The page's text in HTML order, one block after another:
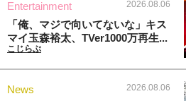
Entertainment 2026.08.06
「俺、マジで向いてないな」キス
マイ玉森裕太、TVer1000万再生...
こじらぶ
News 2026.08.06